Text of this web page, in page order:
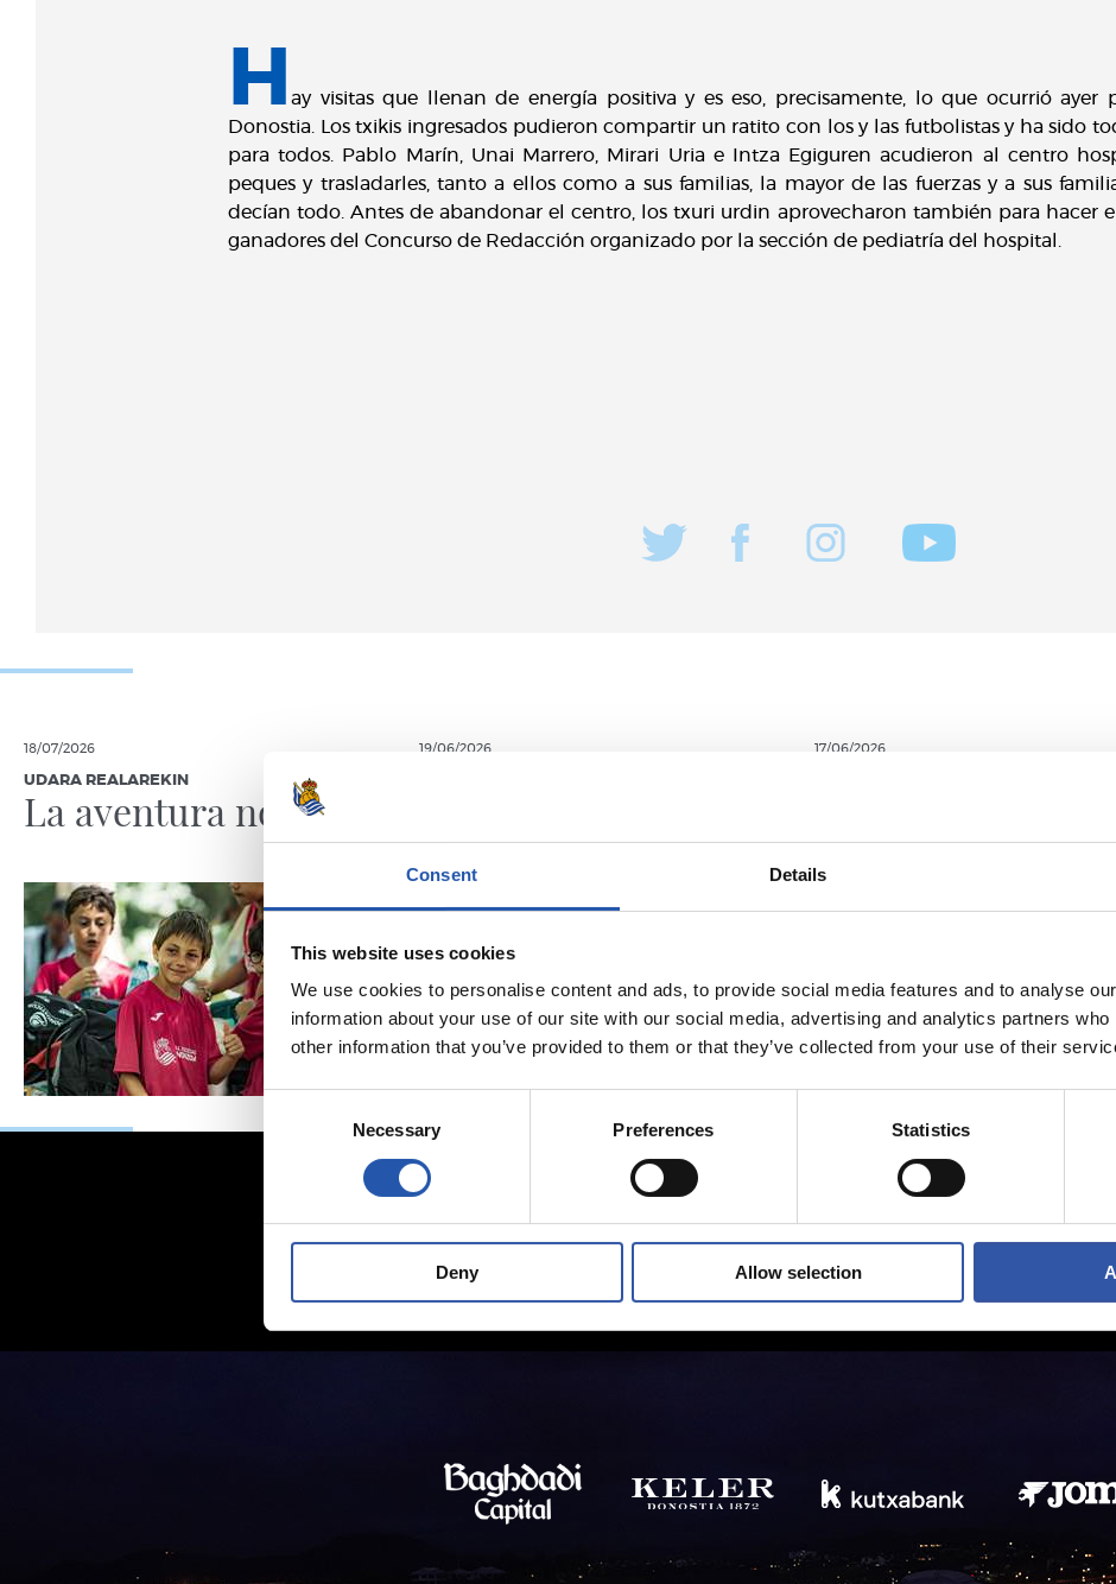
Consent Details
This website uses cookies
We use cookies to personalise content and ads, to provide social media features and to analyse
information about your use of our site with our social media, advertising and analytics partners
other information that you’ve provided to them or that they’ve collected from your use of their
Consent
Selection
Necessary Preferences Statistics
Deny Allow selection
H
ay visitas que llenan de energía positiva y es eso, precisamente, lo que ocurrió ayer
Donostia. Los txikis ingresados pudieron compartir un ratito con los y las futbolistas y ha sido
para todos. Pablo Marín, Unai Marrero, Mirari Uria e Intza Egiguren acudieron al centro
peques y trasladarles, tanto a ellos como a sus familias, la mayor de las fuerzas y a sus
decían todo. Antes de abandonar el centro, los txuri urdin aprovecharon también para hacer
ganadores del Concurso de Redacción organizado por la sección de pediatría del hospital.
18/07/2026
UDARA REALAREKIN
La aventura no para
19/06/2026
jornada
17/06/2026